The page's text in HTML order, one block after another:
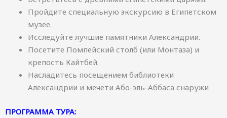
Пройдите специальную экскурсию в Египетском
музее.
Исследуйте лучшие памятники Александрии.
Посетите Помпейский столб (или Монтаза) и
крепость Кайтбей.
Насладитесь посещением библиотеки
Александрии и мечети Або-эль-Аббаса снаружи
ПРОГРАММА ТУРА: